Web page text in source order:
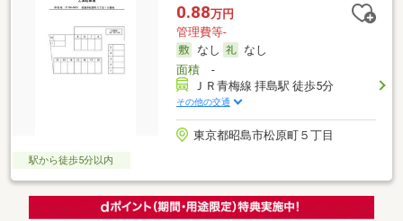
0.88万円
管理費等-
なし
なし
面積-
ＪＲ青梅線 拝島駅 徒歩5分
その他の交通
東京都昭島市松原町５丁目
駅から徒歩5分以内